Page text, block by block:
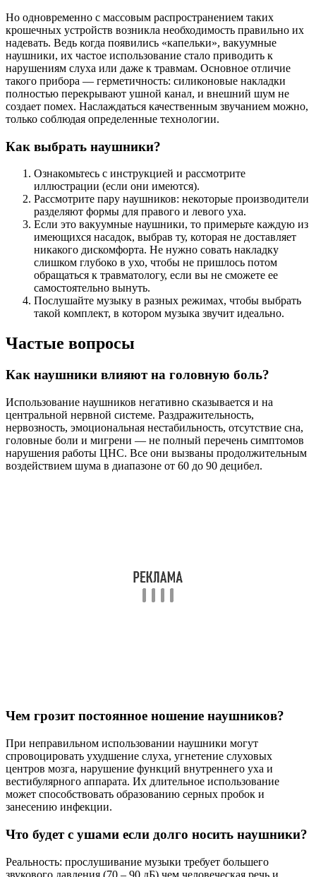
Но одновременно с массовым распространением таких
крошечных устройств возникла необходимость правильно их
надевать. Ведь когда появились «капельки», вакуумные
наушники, их частое использование стало приводить к
нарушениям слуха или даже к травмам. Основное отличие
такого прибора — герметичность: силиконовые накладки
полностью перекрывают ушной канал, и внешний шум не
создает помех. Наслаждаться качественным звучанием можно,
только соблюдая определенные технологии.
Как выбрать наушники?
Ознакомьтесь с инструкцией и рассмотрите
иллюстрации (если они имеются).
Рассмотрите пару наушников: некоторые производители
разделяют формы для правого и левого уха.
Если это вакуумные наушники, то примерьте каждую из
имеющихся насадок, выбрав ту, которая не доставляет
никакого дискомфорта. Не нужно совать накладку
слишком глубоко в ухо, чтобы не пришлось потом
обращаться к травматологу, если вы не сможете ее
самостоятельно вынуть.
Послушайте музыку в разных режимах, чтобы выбрать
такой комплект, в котором музыка звучит идеально.
Частые вопросы
Как наушники влияют на головную боль?
Использование наушников негативно сказывается и на
центральной нервной системе. Раздражительность,
нервозность, эмоциональная нестабильность, отсутствие сна,
головные боли и мигрени — не полный перечень симптомов
нарушения работы ЦНС. Все они вызваны продолжительным
воздействием шума в диапазоне от 60 до 90 децибел.
может способствовать образованию серных пробок и
Неважно какие — маленькие «вкладыши» или большие
круглые «уши», — наушники могут повредить слух точно так
же, как бензопилы и мотоциклы. Последние издают звук
мощностью около 100 децибел (дБ). Такой сделает ушам плохо
менее чем через полчаса. Громкость MP3-плеера на 70%-ном